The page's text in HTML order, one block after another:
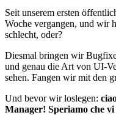
Seit unserem ersten
Woche vergangen, und wir
schlecht, oder?
Diesmal bringen wir
und genau die Art von UI-
sehen. Fangen wir mit den
Und bevor wir loslegen:
Manager! Speriamo che